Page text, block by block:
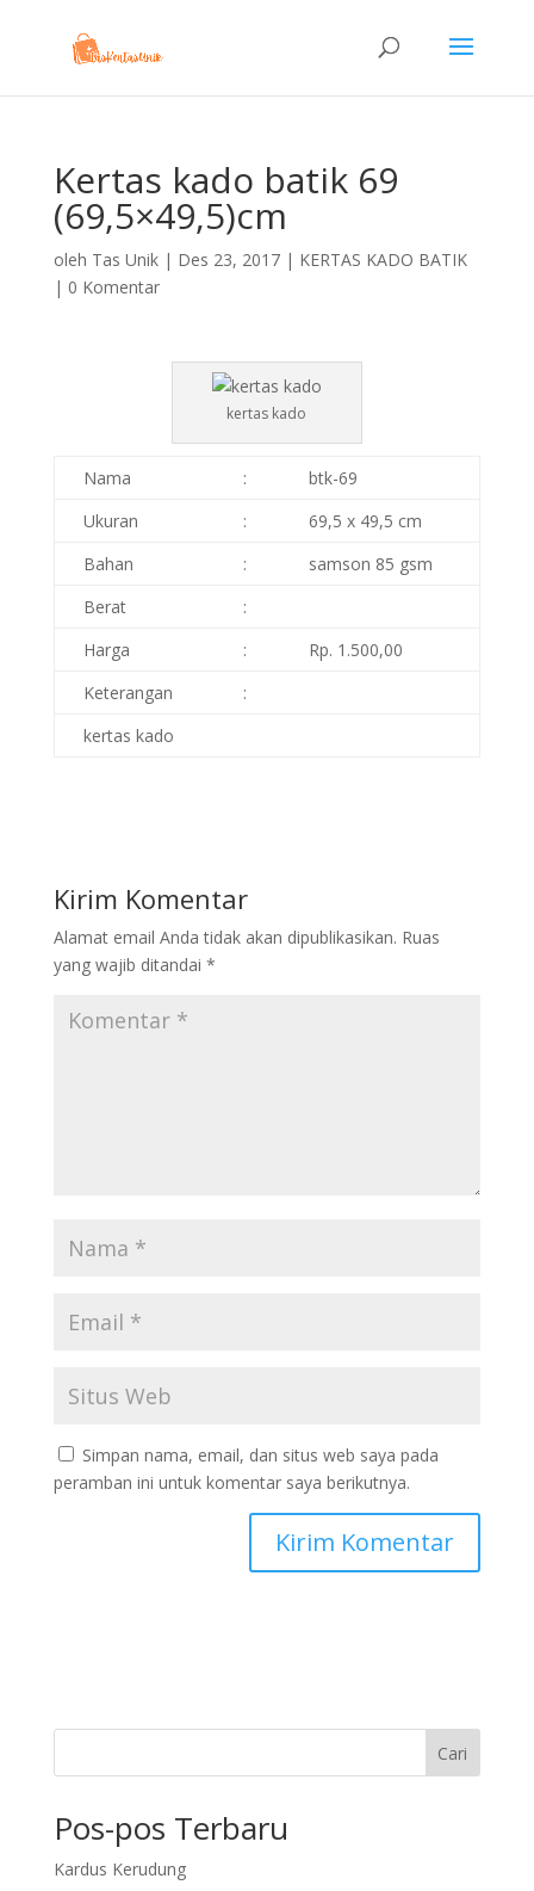
Kertas kado batik 69
(69,5×49,5)cm
oleh Tas Unik| Des 23, 2017| KERTAS KADO BATIK
| 0 Komentar
kertas kado
Nama :
btk-69
Ukuran
:
69,5 x 49,5 cm
Bahan
:
samson 85 gsm
Berat
:
Harga
:
Rp. 1.500,00
Keterangan
:
kertas kado
Kirim Komentar
Alamat email Anda tidak akan dipublikasikan. Ruas
yang wajib ditandai *
Simpan nama, email, dan situs web saya pada
peramban ini untuk komentar saya berikutnya.
Cari
Pos-pos Terbaru
Kardus Kerudung